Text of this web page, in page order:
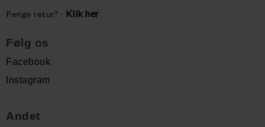
Penge retur? - Klik her
Følg os
Facebook
Instagram
Andet